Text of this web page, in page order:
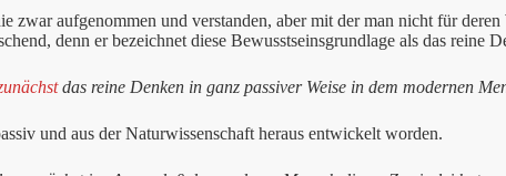
zwar aufgenommen und verstanden, aber mit der man nicht für
denn er bezeichnet diese Bewusstseinsgrundlage als das reine
das reine Denken in ganz passiver Weise in dem modernen
und aus der Naturwissenschaft heraus entwickelt worden.